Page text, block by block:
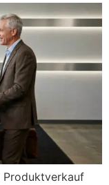
Produktverkauf